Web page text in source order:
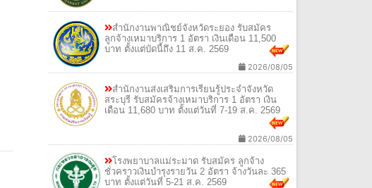
สำนักงานพาณิชย์จังหวัดระยอง รับสมัคร
ลูกจ้างเหมาบริการ 1 อัตรา เงินเดือน 11,500
บาท ตั้งแต่บัดนี้ถึง 11 ส.ค. 2569
2026/08/05
สำนักงานส่งเสริมการเรียนรู้ประจำจังหวัด
สระบุรี รับสมัครจ้างเหมาบริการ 1 อัตรา เงิน
เดือน 11,680 บาท ตั้งแต่วันที่ 7-19 ส.ค. 2569
2026/08/05
โรงพยาบาลแม่ระมาด รับสมัคร ลูกจ้าง
ชั่วคราวเงินบำรุงรายวัน 2 อัตรา จ้างวันละ 365
บาท ตั้งแต่วันที่ 5-21 ส.ค. 2569